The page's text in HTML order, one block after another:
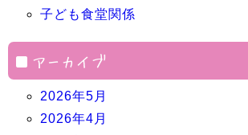
子ども食堂関係
アーカイブ
2026年5月
2026年4月